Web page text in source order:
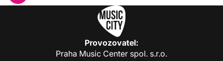
Provozovatel:
Praha Music Center spol. s.r.o.